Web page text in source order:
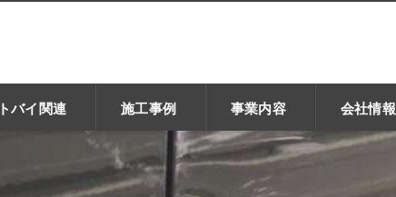
バイ関連 施工事例 事業内容 会社情報